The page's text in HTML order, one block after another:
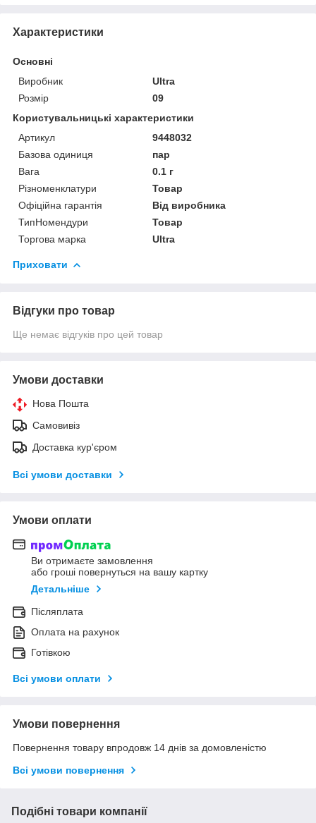
Характеристики
Основні
Виробник
Ultra
Розмір
09
Користувальницькі характеристики
Артикул
9448032
Базова одиниця
пар
Вага
0.1 г
Різноменклатури
Товар
Офіційна гарантія
Від виробника
ТипНомендури
Товар
Торгова марка
Ultra
Приховати
Відгуки про товар
Ще немає відгуків про цей товар
Умови доставки
Нова Пошта
Самовивіз
Доставка кур'єром
Всі умови доставки
Умови оплати
Ви отримаєте замовлення
або гроші повернуться на вашу картку
Детальніше
Післяплата
Оплата на рахунок
Готівкою
Всі умови оплати
Умови повернення
Повернення товару впродовж 14 днів за домовленістю
Всі умови повернення
Подібні товари компанії